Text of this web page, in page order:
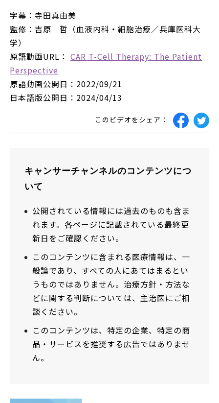
字幕：寺田真由美
監修：吉原 哲（血液内科・細胞治療／兵庫医科大
学）
原語動画URL： CAR T-Cell Therapy: The Patient
Perspective
原語動画公開日：2022/09/21
日本語版公開日：2024/04/13
このビデオをシェア：
キャンサーチャンネルのコンテンツにつ
いて
公開されている情報には過去のものも含ま
れます。各ページに記載されている最終更
新日をご確認ください。
このコンテンツに含まれる医療情報は、一
般論であり、すべての人にあてはまるとい
うものではありません。治療方針・方法な
どに関する判断については、主治医にご相
談ください。
このコンテンツは、特定の企業、特定の商
品・サービスを推奨する広告ではありませ
ん。